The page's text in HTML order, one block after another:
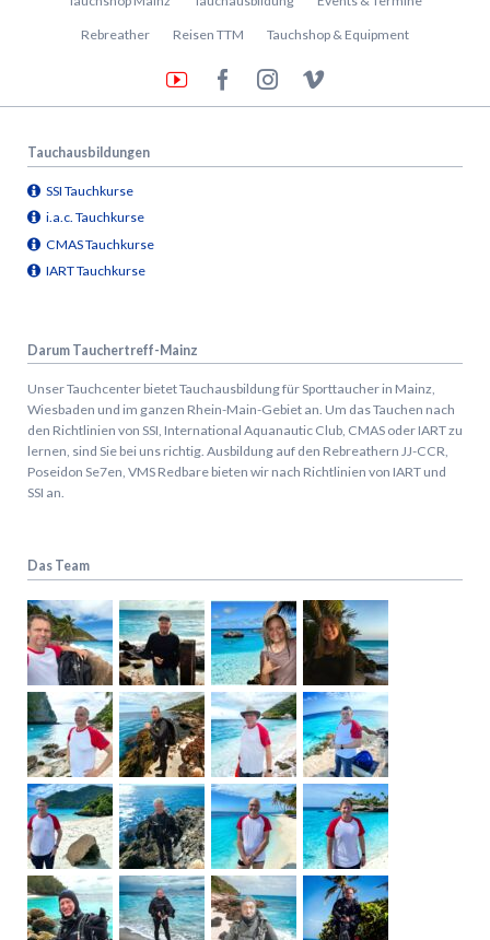
Rebreather Reisen TTM Tauchshop & Equipment
Tauchausbildungen
SSI Tauchkurse
i.a.c. Tauchkurse
CMAS Tauchkurse
IART Tauchkurse
Darum Tauchertreff-Mainz
Unser Tauchcenter bietet Tauchausbildung für Sporttaucher in Mainz,
Wiesbaden und im ganzen Rhein-Main-Gebiet an. Um das Tauchen nach
den Richtlinien von SSI, International Aquanautic Club, CMAS oder IART zu
lernen, sind Sie bei uns richtig. Ausbildung auf den Rebreathern JJ-CCR,
Poseidon Se7en, VMS Redbare bieten wir nach Richtlinien von IART und
SSI an.
Das Team